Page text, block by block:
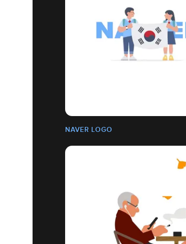
NAVER LOGO